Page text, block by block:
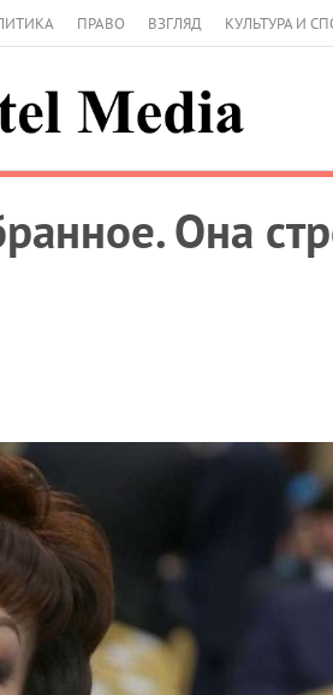
ПРАВО ВЗГЛЯД КУЛЬТУРА И
Она